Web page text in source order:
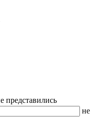
представились
не